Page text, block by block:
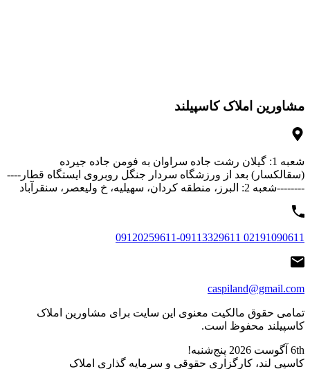
مشاورین املاک کاسپیلند
شعبه 1: گیلان رشت جاده سراوان به فومن جاده جیرده
(سقالکسار) بعد از ورزشگاه سردار جنگل روبروی ایستگاه قطار----
--------شعبه 2: البرز، منطقه کردان، سهیلیه، خ ولیعصر، سنقرآباد
02191090611 09120259611-09113329611
caspiland@gmail.com
تمامی حقوق مالکیت معنوی این ‌سایت برای مشاورین املاک
کاسپیلند محفوظ است.
6th آگوست 2026
پنج‌شنبه!
کاسپی لند، کارگزاری حقوقی و سرمایه گذاری املاک